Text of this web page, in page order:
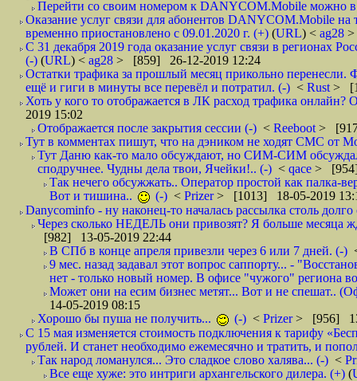
Перейти со своим номером к DANYCOM.Mobile можно в
Оказание услуг связи для абонентов DANYCOM.Mobile
временно приостановлено с 09.01.2020 г. (+) (URL) < ag28 >
С 31 декабря 2019 года оказание услуг связи в регионах
(-) (URL) < ag28 > [859] 26-12-2019 12:24
Остатки трафика за прошлый месяц прикольно
ещё и гиги в минуты все перевёл и потратил. (-) < Rust >
Хоть у кого то отображается в ЛК расход трафика
2019 15:02
Отображается после закрытия сессии (-) < Reeboot >
Тут в комментах пишут, что на дэником не ходят СМС от
Тут Даню как-то мало обсуждают, но СИМ-СИМ
сподручнее. Чудны дела твои, Ячейки!.. (-) < qace > [954]
Так нечего обсужжать.. Оператор простой как палка-
Вот и тишина..
(-) < Prizer> [1013] 18-05-2019
Danycominfo - ну наконец-то началась рассылка столь
Через сколько НЕДЕЛЬ они привозят? Я больше месяца
[982] 13-05-2019 22:44
В СПб в конце апреля привезли через 6 или 7 дней. (-)
9 мес. назад задавал этот вопрос саппорту... -
нет - только новый номер. В офисе "чужого" региона
Может они на есим бизнес метят... Вот и не спешат..
14-05-2019 08:15
Хорошо бы пуша не получить...
(-) < Prizer> [956]
С 15 мая изменяется стоимость подключения к тарифу
рублей. И станет необходимо ежемесячно и тратить, и
Так народ ломанулся... Это сладкое слово халява... (-) <
Все еще хуже: это интриги архангельского дилера. (+) (